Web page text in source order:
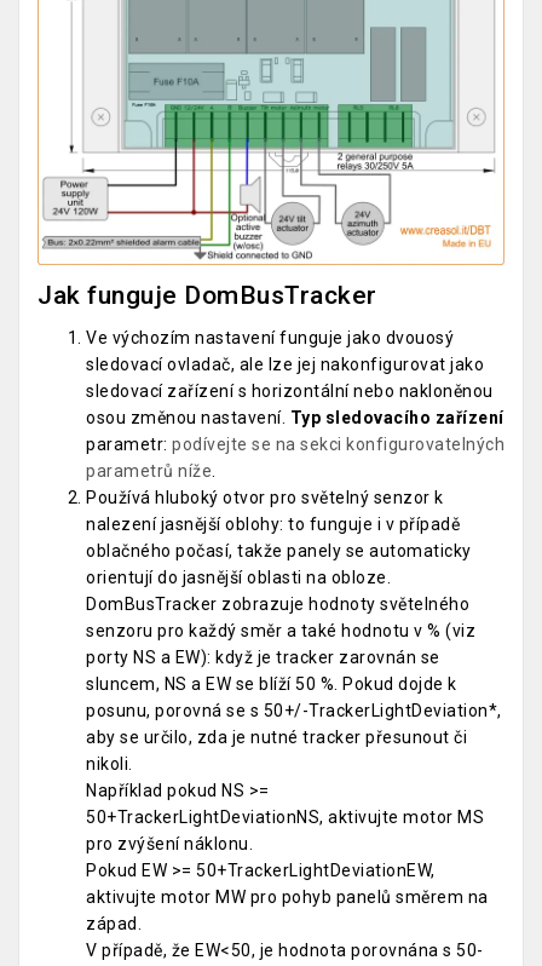
Jak funguje DomBusTracker
Ve výchozím nastavení funguje jako dvouosý
sledovací ovladač, ale lze jej nakonfigurovat jako
sledovací zařízení s horizontální nebo nakloněnou
osou změnou nastavení. Typ sledovacího zařízení
parametr: podívejte se na sekci konfigurovatelných
parametrů níže.
Používá hluboký otvor pro světelný senzor k
nalezení jasnější oblohy: to funguje i v případě
oblačného počasí, takže panely se automaticky
orientují do jasnější oblasti na obloze.
DomBusTracker zobrazuje hodnoty světelného
senzoru pro každý směr a také hodnotu v % (viz
porty NS a EW): když je tracker zarovnán se
sluncem, NS a EW se blíží 50 %. Pokud dojde k
posunu, porovná se s 50+/-TrackerLightDeviation*,
aby se určilo, zda je nutné tracker přesunout či
nikoli.
Například pokud NS >=
50+TrackerLightDeviationNS, aktivujte motor MS
pro zvýšení náklonu.
Pokud EW >= 50+TrackerLightDeviationEW,
aktivujte motor MW pro pohyb panelů směrem na
západ.
V případě, že EW<50, je hodnota porovnána s 50-